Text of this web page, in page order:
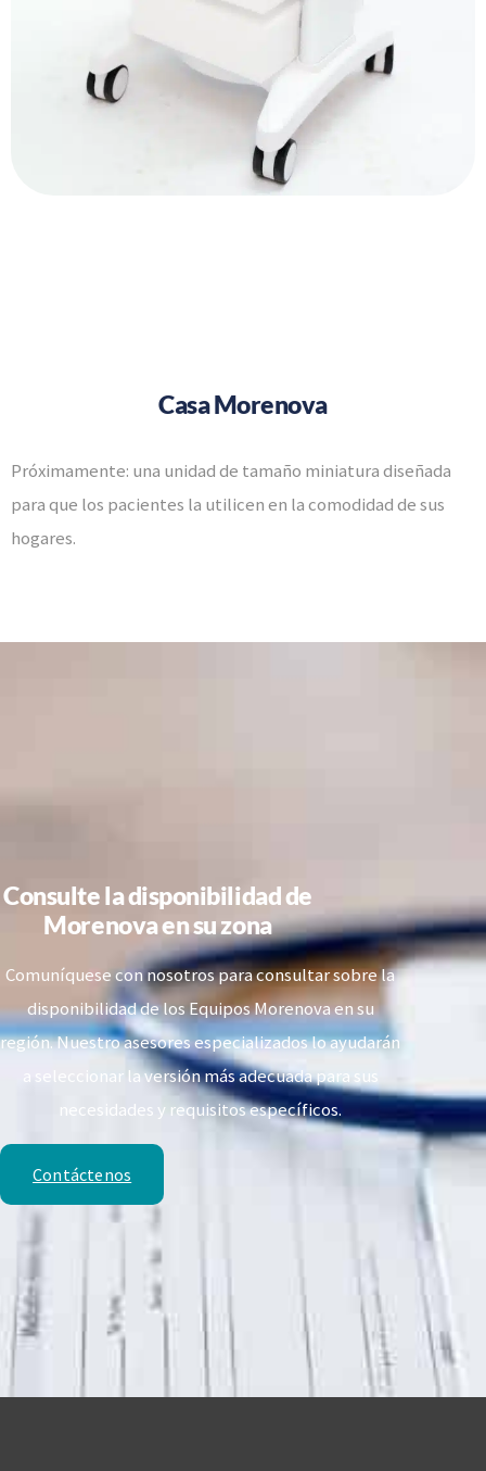
Casa Morenova
Próximamente: una unidad de tamaño miniatura diseñada
para que los pacientes la utilicen en la comodidad de sus
hogares.
Consulte la disponibilidad de
Morenova en su zona
Comuníquese con nosotros para consultar sobre la
disponibilidad de los Equipos Morenova en su
región. Nuestro asesores especializados lo ayudarán
a seleccionar la versión más adecuada para sus
necesidades y requisitos específicos.
Contáctenos